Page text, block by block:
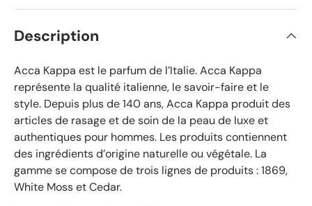
s
v
f
i
é
v
e
c
Description
Acca Kappa est le parfum de l’Italie. Acca Kappa
représente la qualité italienne, le savoir-faire et le
style. Depuis plus de 140 ans, Acca Kappa produit des
articles de rasage et de soin de la peau de luxe et
authentiques pour hommes. Les produits contiennent
des ingrédients d’origine naturelle ou végétale. La
gamme se compose de trois lignes de produits : 1869,
White Moss et Cedar.